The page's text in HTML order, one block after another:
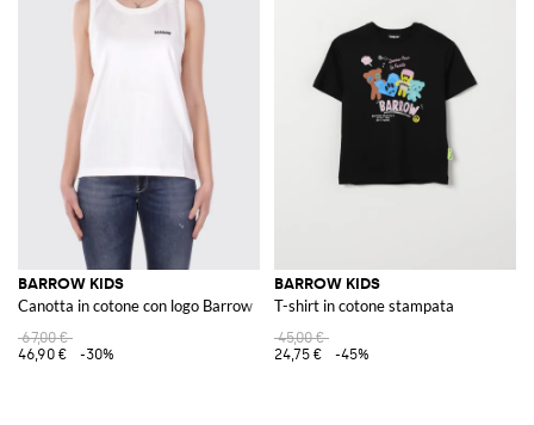
BARROW KIDS
Canotta in cotone con logo Barrow
67,00 €
46,90 €
-30%
BARROW KIDS
T-shirt in cotone stampata
45,00 €
24,75 €
-45%